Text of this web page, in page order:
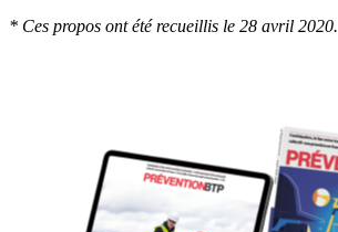
* Ces propos ont été recueillis le 28 avril 2020.